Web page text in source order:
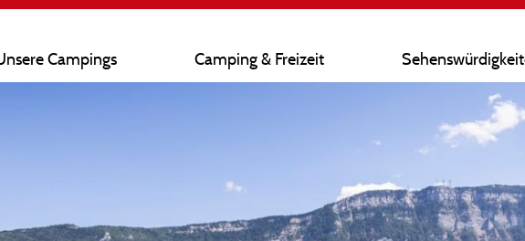
Campings Camping & Freizeit